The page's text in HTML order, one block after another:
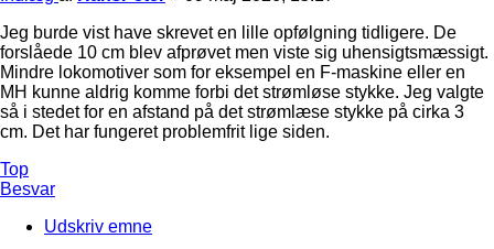
Jeg burde vist have skrevet en lille opfølgning tidligere. De
forslåede 10 cm blev afprøvet men viste sig uhensigtsmæssigt.
Mindre lokomotiver som for eksempel en F-maskine eller en
MH kunne aldrig komme forbi det strømløse stykke. Jeg valgte
så i stedet for en afstand på det strømlæse stykke på cirka 3
cm. Det har fungeret problemfrit lige siden.
Top
Besvar
Udskriv emne